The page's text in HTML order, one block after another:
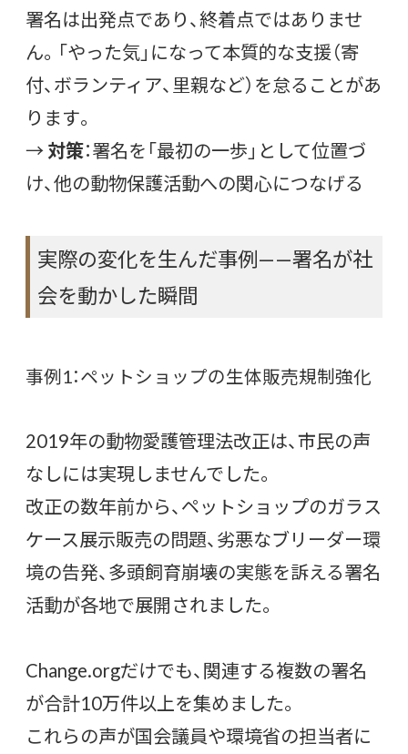
署名は出発点であり、終着点ではありませ
ん。「やった気」になって本質的な支援（寄
付、ボランティア、里親など）を怠ることがあ
ります。
→対策：署名を「最初の一歩」として位置づ
け、他の動物保護活動への関心につなげる
実際の変化を生んだ事例——署名が社
会を動かした瞬間
事例1：ペットショップの生体販売規制強化
2019年の動物愛護管理法改正は、市民の声
なしには実現しませんでした。
改正の数年前から、ペットショップのガラス
ケース展示販売の問題、劣悪なブリーダー環
境の告発、多頭飼育崩壊の実態を訴える署名
活動が各地で展開されました。
Change.orgだけでも、関連する複数の署名
が合計10万件以上を集めました。
これらの声が国会議員や環境省の担当者に